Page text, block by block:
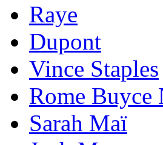
Raye
Dupont
Vince Staples
Rome Buyce
Sarah Maï